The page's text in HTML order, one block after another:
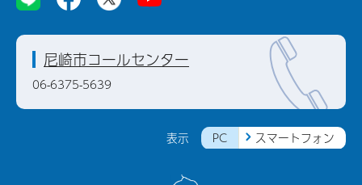
表示 PC スマートフォン
尼崎市コールセンター
06-6375-5639